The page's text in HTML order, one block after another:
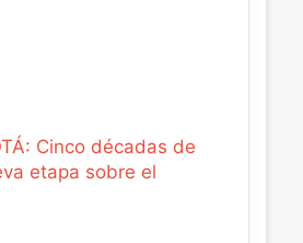
Cinco décadas de
etapa sobre el